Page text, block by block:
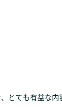
とても有益な内